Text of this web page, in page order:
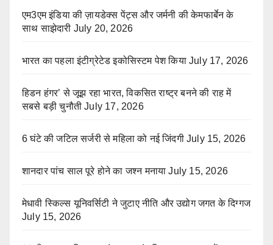
एम3एम इंडिया की ज़ायडेक्स पेंट्स और जर्मनी की केमफार्बेन के
साथ साझेदारी July 20, 2026
भारत का पहला इंटीग्रेटेड इकोसिस्टम पेश किया July 17, 2026
हिडन हंगर’ से जूझ रहा भारत, विकसित राष्ट्र बनने की राह में
सबसे बड़ी चुनौती July 17, 2026
6 घंटे की जटिल सर्जरी से महिला को नई जिंदगी July 15, 2026
शानदार पांच साल पूरे होने का जश्न मनाया July 15, 2026
मेधावी स्किल्स यूनिवर्सिटी ने जुटाए नीति और उद्योग जगत के दिग्गज
July 15, 2026